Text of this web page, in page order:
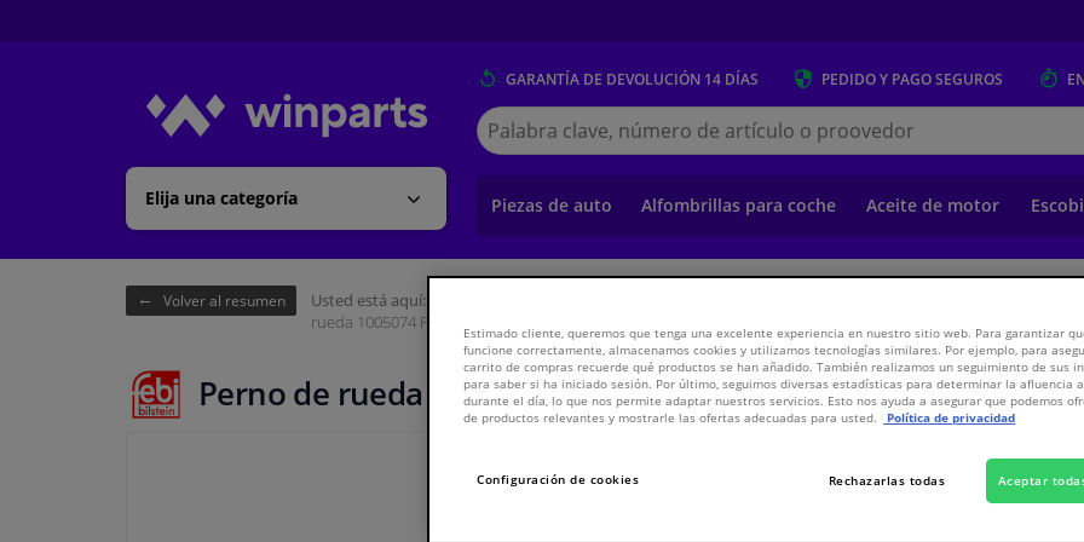
Elija una categoría
GARANTÍA DE DEVOLUCIÓN 14 DÍAS PEDIDO Y PAGOSEGUROS
Buscar
en
Winparts.es
Piezas de auto Alfombrillas para coche Aceite de motor
Volver al resumen Usted está aquí:
rueda 1005074 FEBI
Perno de rueda 1005074 FEBI
11,21€
Estimado cliente, queremos que tenga una excelente experiencia en nuestro sitio web. Para garantizar
funcione correctamente, almacenamos cookies y utilizamos tecnologías similares. Por ejemplo, para
carrito de compras recuerde qué productos se han añadido. También realizamos un seguimiento de sus
para saber si ha iniciado sesión. Por último, seguimos diversas estadísticas para determinar la afluencia
durante el día, lo que nos permite adaptar nuestros servicios. Esto nos ayuda a asegurar que podemos
de productos relevantes y mostrarle las ofertas adecuadas para usted.
Política de privacidad
Configuración de cookies Rechazarlas todas Aceptar